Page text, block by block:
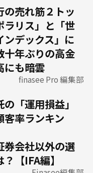
の売れ筋２トッ
ラリス」と「世
ンデックス」に
十年ぶりの高金
にも暗雲
finasee Pro 編集部
「運用損益」
客率ランキン
券会社以外の選
【IFA編】